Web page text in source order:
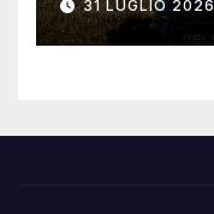
31 LUGLIO 2026